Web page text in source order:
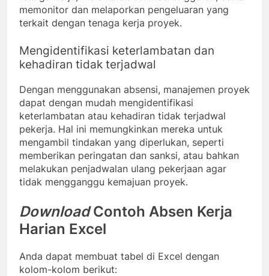
memonitor dan melaporkan pengeluaran yang
terkait dengan tenaga kerja proyek.
Mengidentifikasi keterlambatan dan
kehadiran tidak terjadwal
Dengan menggunakan absensi, manajemen proyek
dapat dengan mudah mengidentifikasi
keterlambatan atau kehadiran tidak terjadwal
pekerja. Hal ini memungkinkan mereka untuk
mengambil tindakan yang diperlukan, seperti
memberikan peringatan dan sanksi, atau bahkan
melakukan penjadwalan ulang pekerjaan agar
tidak mengganggu kemajuan proyek.
DownloadContoh Absen Kerja
Harian Excel
Anda dapat membuat tabel di Excel dengan
kolom-kolom berikut: